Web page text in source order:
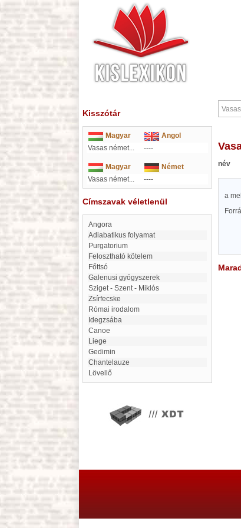
Kisszótár
Magyar
Angol
Vasas német...
----
Magyar
Német
Vasas német...
----
Címszavak véletlenül
angora
adiabatikus folyamat
Purgatorium
Felosztható kötelem
Főttsó
Galenusi gyógyszerek
Sziget - Szent - Miklós
zsírfecske
Római irodalom
Idegzsába
canoe
Liege
Gedimin
Chantelauze
Lövellő
név
a